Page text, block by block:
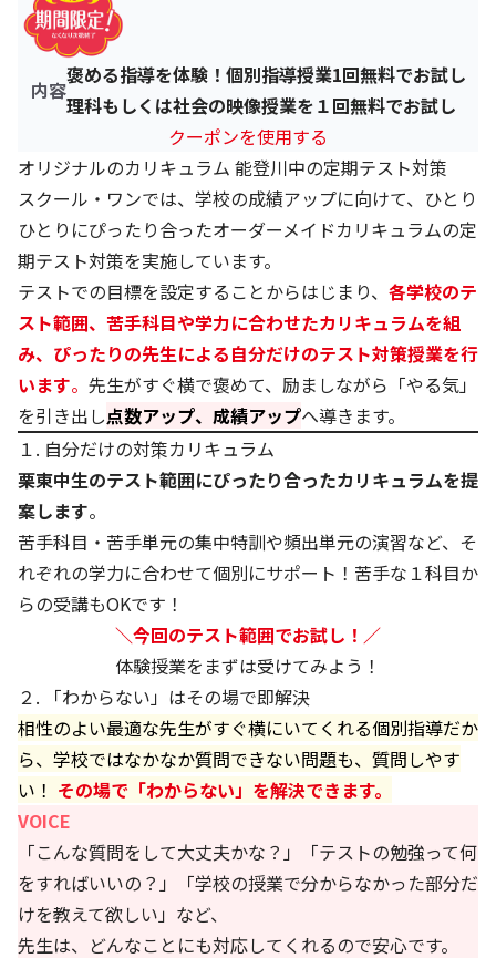
内容
褒める指導を体験！個別指導授業1回無料でお試し
理科もしくは社会の映像授業を１回無料でお試し
クーポンを使用する
オリジナルのカリキュラム 能登川中の定期テスト対策
スクール・ワンでは、学校の成績アップに向けて、ひとり
ひとりにぴったり合ったオーダーメイドカリキュラムの定
期テスト対策を実施しています。
テストでの目標を設定することからはじまり、 各学校のテ
スト範囲、苦手科目や学力に合わせたカリキュラムを組
み、ぴったりの先生による自分だけのテスト対策授業を行
います。 先生がすぐ横で褒めて、励ましながら「やる気」
を引き出し点数アップ、成績アップへ導きます。
１. 自分だけの対策カリキュラム
栗東中生のテスト範囲にぴったり合ったカリキュラムを提
案します。
苦手科目・苦手単元の集中特訓や頻出単元の演習など、そ
れぞれの学力に合わせて個別にサポート！苦手な１科目か
らの受講もOKです！
＼今回のテスト範囲でお試し！／
体験授業をまずは受けてみよう！
２. 「わからない」はその場で即解決
相性のよい最適な先生がすぐ横にいてくれる個別指導だか
ら、学校ではなかなか質問できない問題も、質問しやす
い！ その場で「わからない」を解決できます。
VOICE
「こんな質問をして大丈夫かな？」「テストの勉強って何
をすればいいの？」「学校の授業で分からなかった部分だ
けを教えて欲しい」など、
先生は、どんなことにも対応してくれるので安心です。